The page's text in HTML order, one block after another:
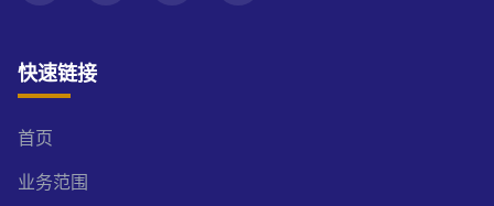
快速链接
首页
业务范围